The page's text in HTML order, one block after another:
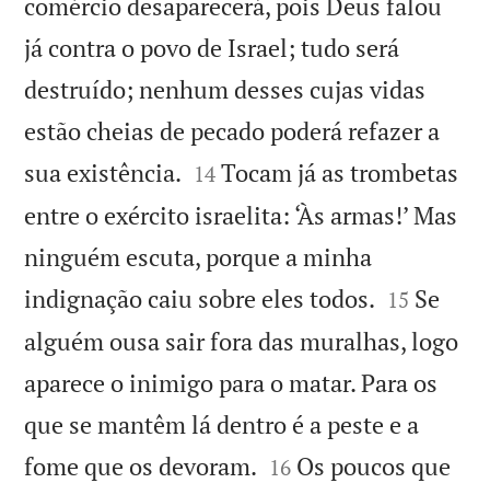
já contra o povo de Israel; tudo será
destruído; nenhum desses cujas vidas
estão cheias de pecado poderá refazer a
sua existência. 

14 Tocam já as trombetas
entre o exército israelita: ‘Às armas!’ Mas
ninguém escuta, porque a minha
indignação caiu sobre eles todos. 

15 Se
alguém ousa sair fora das muralhas, logo
aparece o inimigo para o matar. Para os
que se mantêm lá dentro é a peste e a
fome que os devoram. 

16 Os poucos que